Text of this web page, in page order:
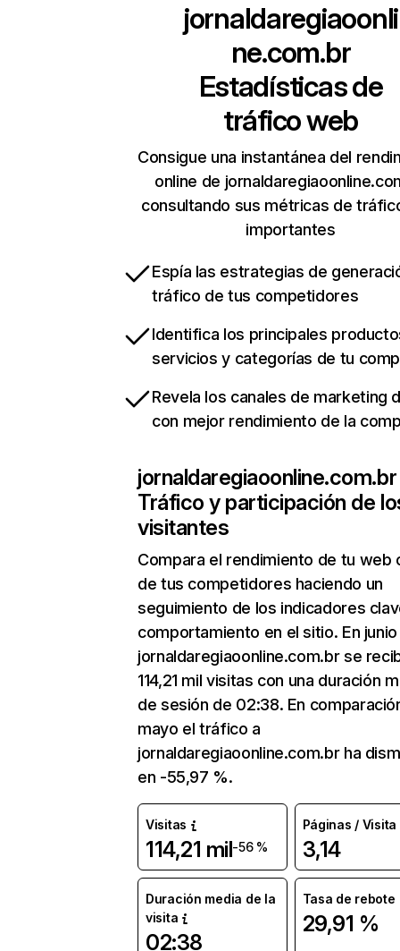
jornaldaregiaoonli
ne.com.br
Estadísticas de
tráfico web
Consigue una instantánea del
online de
consultando sus métricas de
importantes
Espía las estrategias de
tráfico de tus competidores
Identifica los principales
servicios y categorías de tu
Revela los canales de marketing
con mejor rendimiento de la
jornaldaregiaoonline.com.br
Tráfico y participación de
visitantes
Compara el rendimiento de tu web
de tus competidores haciendo un
seguimiento de los indicadores
comportamiento en el sitio. En junio
jornaldaregiaoonline.com.br se
114,21 mil visitas con una duración
de sesión de 02:38. En
mayo el tráfico a
jornaldaregiaoonline.com.br ha
en -55,97 %.
Visitas
114,21 mil-56 %
Páginas / Visita
3,14
Duración media de la
visita
02:38
Tasa de rebote
29,91 %